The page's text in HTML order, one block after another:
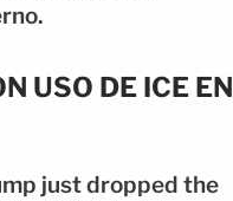
USO DE ICE EN
just dropped the